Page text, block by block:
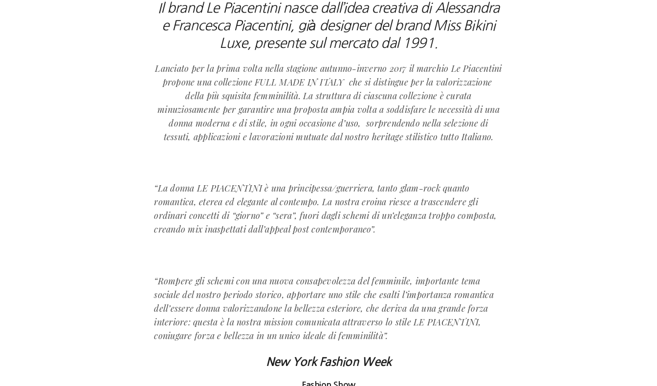
Il brand Le Piacentini nasce dall’idea creativa di Alessandra
e Francesca Piacentini, già designer del brand Miss Bikini
Luxe, presente sul mercato dal 1991.
Lanciato per la prima volta nella stagione autunno-inverno 2017 il marchio Le Piacentini
propone una collezione FULL MADE IN ITALY che si distingue per la valorizzazione
della più squisita femminilità. La struttura di ciascuna collezione è curata
minuziosamente per garantire una proposta ampia volta a soddisfare le necessità di una
donna moderna e di stile, in ogni occasione d’uso, sorprendendo nella selezione di
tessuti, applicazioni e lavorazioni mutuate dal nostro heritage stilistico tutto Italiano.
“La donna LE PIACENTINI è una principessa/guerriera, tanto glam-rock quanto
romantica, eterea ed elegante al contempo. La nostra eroina riesce atrascendere gli
ordinari concetti di “giorno” e “sera”, fuori dagli schemi di un’eleganza troppo composta,
creando mix inaspettati dall’appeal post contemporaneo”.
“Rompere gli schemi con una nuova consapevolezza del femminile, importante tema
sociale del nostro periodo storico, apportare uno stile che esalti l’importanza romantica
dell’essere donna valorizzandone la bellezza esteriore, che deriva da una grande forza
interiore: questa è la nostra mission comunicata attraverso lo stile LE PIACENTINI,
coniugare forza e bellezza in un unico ideale di femminilità”.
New York Fashion Week